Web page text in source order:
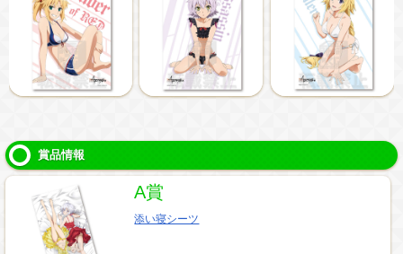
賞品情報
A賞
添い寝シーツ